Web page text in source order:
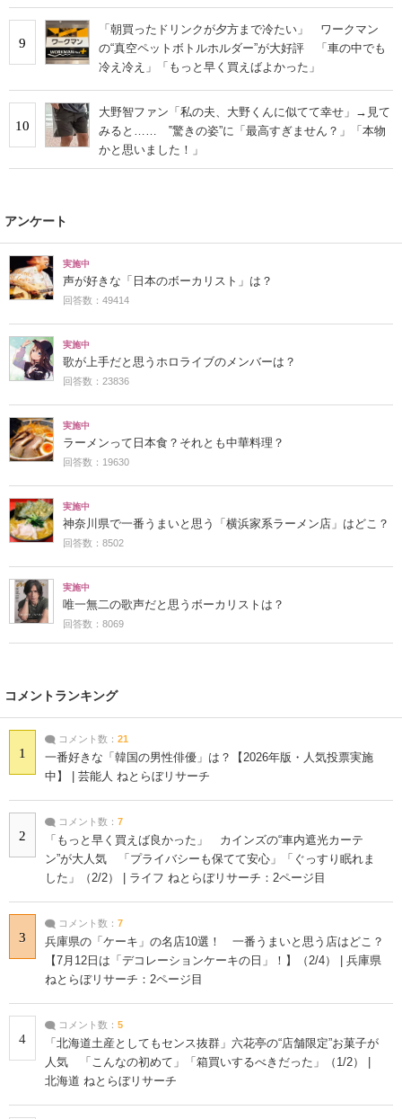
9
「朝買ったドリンクが夕方まで冷たい」 ワークマン
の“真空ペットボトルホルダー”が大好評 「車の中でも
冷え冷え」「もっと早く買えばよかった」
10
大野智ファン「私の夫、大野くんに似てて幸せ」→見て
みると…… ‟驚きの姿”に「最高すぎません？」「本物
かと思いました！」
アンケート
実施中
声が好きな「日本のボーカリスト」は？
回答数：49414
実施中
歌が上手だと思うホロライブのメンバーは？
回答数：23836
実施中
ラーメンって日本食？それとも中華料理？
回答数：19630
実施中
神奈川県で一番うまいと思う「横浜家系ラーメン店」はどこ？
回答数：8502
実施中
唯一無二の歌声だと思うボーカリストは？
回答数：8069
コメントランキング
1
コメント数： 21
一番好きな「韓国の男性俳優」は？【2026年版・人気投票実施
中】 | 芸能人 ねとらぼリサーチ
2
コメント数： 7
「もっと早く買えば良かった」 カインズの“車内遮光カーテ
ン”が大人気 「プライバシーも保てて安心」「ぐっすり眠れま
した」（2/2） | ライフ ねとらぼリサーチ：2ページ目
3
コメント数： 7
兵庫県の「ケーキ」の名店10選！ 一番うまいと思う店はどこ？
【7月12日は「デコレーションケーキの日」！】（2/4） | 兵庫県
ねとらぼリサーチ：2ページ目
4
コメント数： 5
「北海道土産としてもセンス抜群」六花亭の“店舗限定”お菓子が
人気 「こんなの初めて」「箱買いするべきだった」（1/2） |
北海道 ねとらぼリサーチ